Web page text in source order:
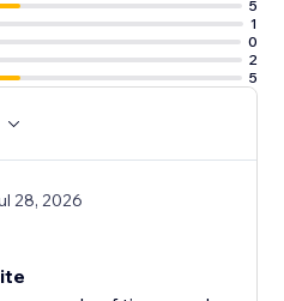
5
1
0
2
5
28, 2026